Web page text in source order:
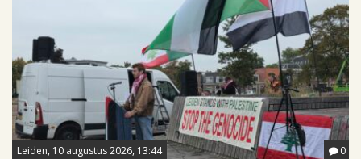
Leiden, 10 augustus 2026, 13:44 0